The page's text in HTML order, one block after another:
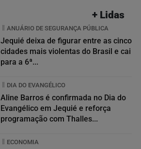
+ Lidas
ANUÁRIO DE SEGURANÇA PÚBLICA
Jequié deixa de figurar entre as cinco
cidades mais violentas do Brasil e cai
para a 6ª...
DIA DO EVANGÉLICO
Aline Barros é confirmada no Dia do
Evangélico em Jequié e reforça
programação com Thalles...
ECONOMIA